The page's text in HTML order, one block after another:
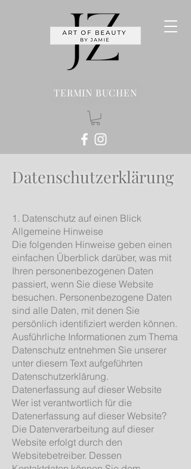
TERMIN BUCHEN
Datenschutzerklärung
1. Datenschutz auf einen Blick
Allgemeine Hinweise
Die folgenden Hinweise geben einen
einfachen Überblick darüber, was mit
Ihren personenbezogenen Daten
passiert, wenn Sie diese Website
besuchen. Personenbezogene Daten
sind alle Daten, mit denen Sie
persönlich identifiziert werden können.
Ausführliche Informationen zum Thema
Datenschutz entnehmen Sie unserer
unter diesem Text aufgeführten
Datenschutzerklärung.
Datenerfassung auf dieser Website
Wer ist verantwortlich für die
Datenerfassung auf dieser Website?
Die Datenverarbeitung auf dieser
Website erfolgt durch den
Websitebetreiber. Dessen